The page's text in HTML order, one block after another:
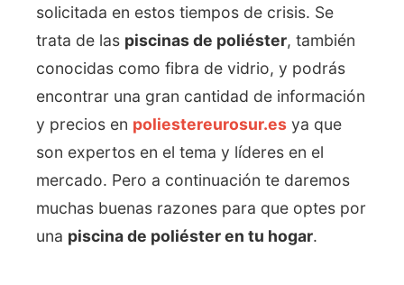
solicitada en estos tiempos de crisis. Se
trata de las piscinas de poliéster, también
conocidas como fibra de vidrio, y podrás
encontrar una gran cantidad de información
y precios en poliestereurosur.es ya que
son expertos en el tema y líderes en el
mercado. Pero a continuación te daremos
muchas buenas razones para que optes por
una piscina de poliéster en tu hogar.